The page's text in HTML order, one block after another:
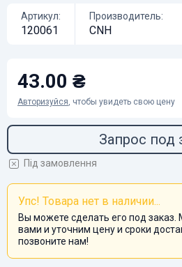
Артикул:
120061
Производитель:
CNH
43.00 ₴
Авторизуйся, чтобы увидеть свою цену
Запрос под
Під замовлення
Упс! Товара нет в наличии...
Вы можете сделать его под
вами и уточним цену и сроки
позвоните нам!